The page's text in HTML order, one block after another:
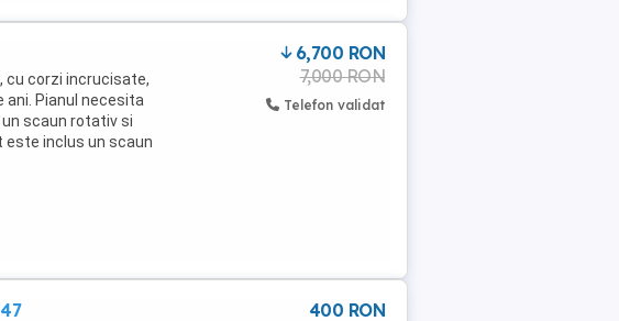
cu corzi incrucisate,
ani. Pianul necesita
scaun rotativ si
este inclus un scaun
6,700 RON
7,000 RON
Telefon validat
400 RON